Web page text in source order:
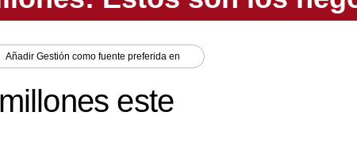
Añadir Gestión como fuente preferida en
este